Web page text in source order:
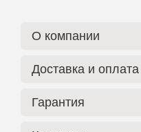
О компании
Доставка и оплата
Гарантия